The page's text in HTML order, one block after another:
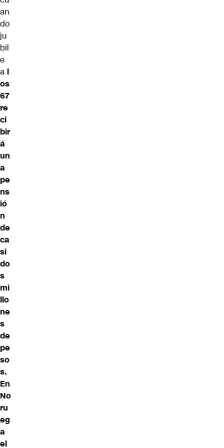
an
do
ju
bil
e
a l
os
67
re
ci
bir
á
un
a
pe
ns
ió
n
de
ca
si
do
s
mi
llo
ne
s
de
pe
so
s.
En
No
ru
eg
a
el